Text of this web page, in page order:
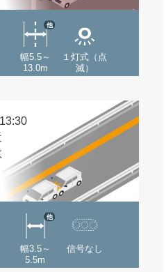
幅5.5～
13.0m
他
１灯式（点
滅）
幅3.5～
5.5m
他
信号なし